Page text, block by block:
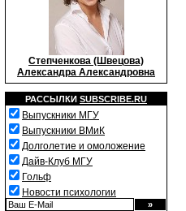
Степченкова (Швецова)
Александра Александровна
РАССЫЛКИ SUBSCRIBE.RU
Выпускники МГУ
Выпускники ВМиК
Долголетие и омоложение
Дайв-Клуб МГУ
Гольф
Новости психологии